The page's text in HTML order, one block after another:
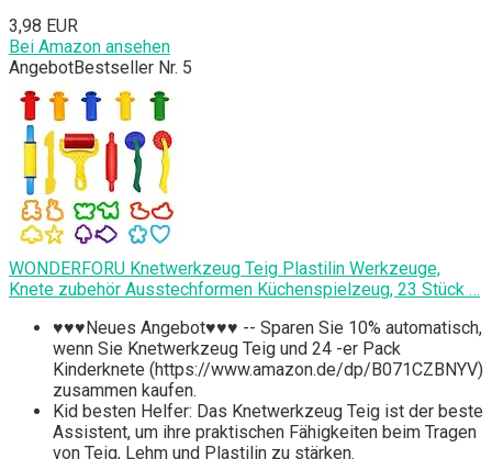
3,98 EUR
Bei Amazon ansehen
AngebotBestseller Nr. 5
WONDERFORU Knetwerkzeug Teig Plastilin Werkzeuge,
Knete zubehör Ausstechformen Küchenspielzeug, 23 Stück …
♥♥♥Neues Angebot♥♥♥ -- Sparen Sie 10% automatisch,
wenn Sie Knetwerkzeug Teig und 24 -er Pack
Kinderknete (https://www.amazon.de/dp/B071CZBNYV)
zusammen kaufen.
Kid besten Helfer: Das Knetwerkzeug Teig ist der beste
Assistent, um ihre praktischen Fähigkeiten beim Tragen
von Teig, Lehm und Plastilin zu stärken.